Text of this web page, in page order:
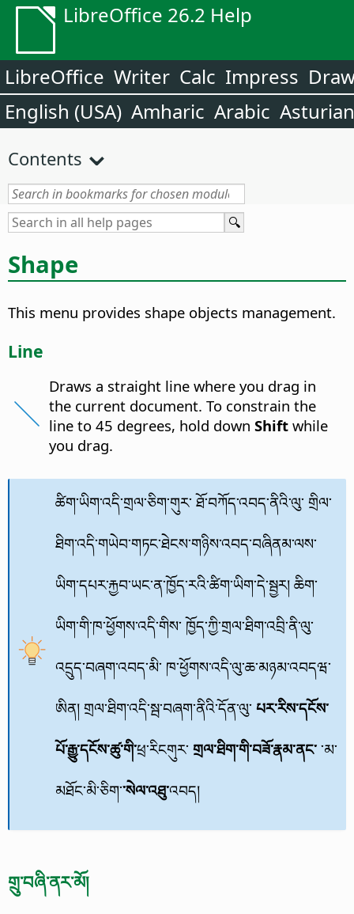
LibreOffice 26.2 Help
LibreOffice Writer Calc Impress
English (USA) Amharic Arabic Asturian
Contents
Shape
This menu provides shape objects management.
Line
Draws a straight line where you drag in
the current document. To constrain the
line to 45 degrees, hold downShift while
you drag.
ཚིག་ཡིག་འདི་གྲལ་ཅིག་གུར་ ཐོ་བཀོད་འབད་ནིའི་ལུ་ གྲིལ་
ཐིག་འདི་གཡེབ་གཏང་ཐེངས་གཉིས་འབད་བཞིནམ་ལས་
ཡིག་དཔར་རྐྱབ་ཡང་ན་ཁྱོད་རའི་ཚིག་ཡིག་དེ་སྦྱར། ཆིག་
ཡིག་གི་ཁ་ཕྱོགས་འདི་གིས་ ཁྱོད་ཀྱི་གྲལ་ཐིག་འབྲི་ནི་ལུ་
འདྲུད་བཞག་འབད་མི་ ཁ་ཕྱོགས་འདི་ལུ་ཆ་མཉམ་འབདཝ་
ཨིན། གྲལ་ཐིག་འདི་སྦ་བཞག་ནིའི་དོན་ལུ་ པར་རིས་དངོས་
པོ་རྒྱུ་དངོས་ཚུ་གི་ཕྲ་རིངགུར་གྲལ་ཐིག་གི་བཟོ་རྣམ་ནང་་མ་
མཐོང་མི་ཅིག་་སེལ་འཐུ་འབད།
གྲུ་བཞི་ནར་མོ།